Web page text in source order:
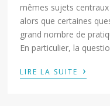
mêmes sujets
alors que certaines
grand nombre de
En particulier, la
LIRE LA SUITE ›